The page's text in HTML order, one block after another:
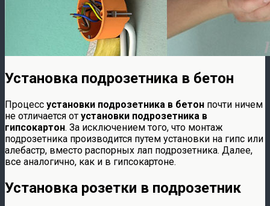
Установка подрозетника в бетон
Процесс установки подрозетника в бетон почти ничем
не отличается от установки подрозетника в
гипсокартон. За исключением того, что монтаж
подрозетника производится путем установки на гипс или
алебастр, вместо распорных лап подрозетника. Далее,
все аналогично, как и в гипсокартоне.
Установка розетки в подрозетник